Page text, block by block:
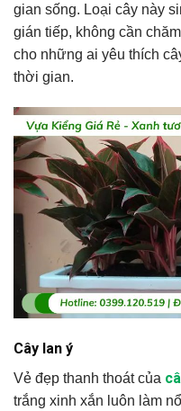
gian sống. Loại cây này
gián tiếp, không cần
cho những ai yêu thích
thời gian.
Cây lan ý
Vẻ đẹp thanh thoát của
trắng xinh xắn luôn làm